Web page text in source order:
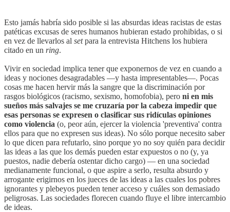
Esto jamás habría sido posible si las absurdas ideas racistas de estas
patéticas excusas de seres humanos hubieran estado prohibidas, o si
en vez de llevarlos al setpara la entrevista Hitchens los hubiera
citado en un ring.
Vivir en sociedad implica tener que exponernos de vez en cuando a
ideas y nociones desagradables —y hasta impresentables—. Pocas
cosas me hacen hervir más la sangre que la discriminación por
rasgos biológicos (racismo, sexismo, homofobia), pero ni en mis
sueños más salvajes se me cruzaría por la cabeza impedir que
esas personas se expresen o clasificar sus ridículas opiniones
como violencia (o, peor aún, ejercer la violencia 'preventiva' contra
ellos para que no expresen sus ideas). No sólo porque necesito saber
lo que dicen para refutarlo, sino porque yo no soy quién para decidir
las ideas a las que los demás pueden estar expuestos o no (y, ya
puestos, nadie debería ostentar dicho cargo) — en una sociedad
medianamente funcional, o que aspire a serlo, resulta absurdo y
arrogante erigirnos en los jueces de las ideas a las cuales los pobres
ignorantes y plebeyos pueden tener acceso y cuáles son demasiado
peligrosas. Las sociedades florecen cuando fluye el libre intercambio
de ideas.